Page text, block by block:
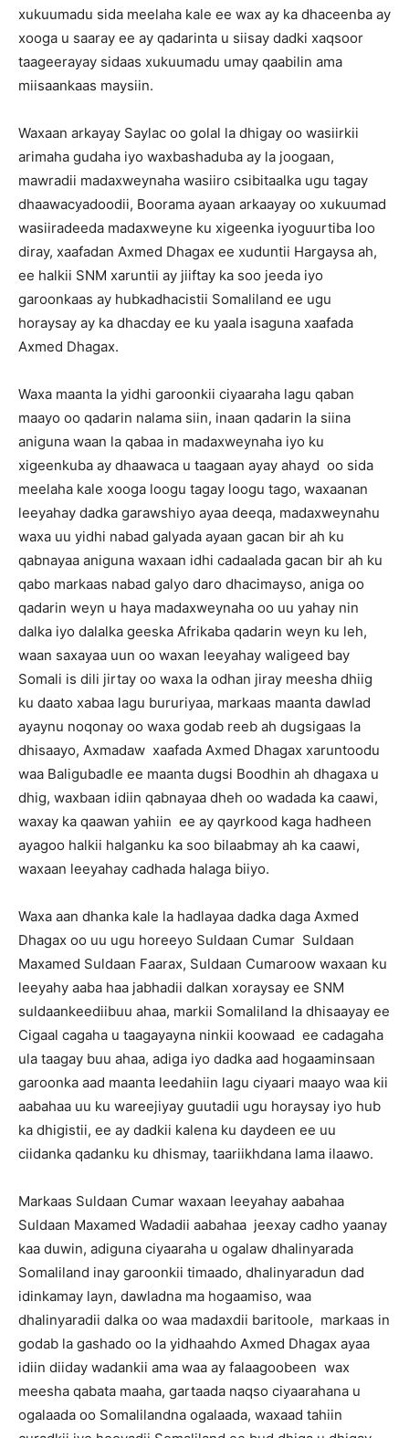
xukuumadu sida meelaha kale ee wax ay ka dhaceenba ay
xooga u saaray ee ay qadarinta u siisay dadki xaqsoor
taageerayay sidaas xukuumadu umay qaabilin ama
miisaankaas maysiin.
Waxaan arkayay Saylac oo golal la dhigay oo wasiirkii
arimaha gudaha iyo waxbashaduba ay la joogaan,
mawradii madaxweynaha wasiiro csibitaalka ugu tagay
dhaawacyadoodii, Boorama ayaan arkaayay oo xukuumad
wasiiradeeda madaxweyne ku xigeenka iyoguurtiba loo
diray, xaafadan Axmed Dhagax ee xuduntii Hargaysa ah,
ee halkii SNM xaruntii ay jiiftay ka soo jeeda iyo
garoonkaas ay hubkadhacistii Somaliland ee ugu
horaysay ay ka dhacday ee ku yaala isaguna xaafada
Axmed Dhagax.
Waxa maanta la yidhi garoonkii ciyaaraha lagu qaban
maayo oo qadarin nalama siin, inaan qadarin la siina
aniguna waan la qabaa in madaxweynaha iyo ku
xigeenkuba ay dhaawaca u taagaan ayay ahayd oo sida
meelaha kale xooga loogu tagay loogu tago, waxaanan
leeyahay dadka garawshiyo ayaa deeqa, madaxweynahu
waxa uu yidhi nabad galyada ayaan gacan bir ah ku
qabnayaa aniguna waxaan idhi cadaalada gacan bir ah ku
qabo markaas nabad galyo daro dhacimayso, aniga oo
qadarin weyn u haya madaxweynaha oo uu yahay nin
dalka iyo dalalka geeska Afrikaba qadarin weyn ku leh,
waan saxayaa uun oo waxan leeyahay waligeed bay
Somali is dili jirtay oo waxa la odhan jiray meesha dhiig
ku daato xabaa lagu bururiyaa, markaas maanta dawlad
ayaynu noqonay oo waxa godab reeb ah dugsigaas la
dhisaayo, Axmadaw xaafada Axmed Dhagax xaruntoodu
waa Baligubadle ee maanta dugsi Boodhin ah dhagaxa u
dhig, waxbaan idiin qabnayaa dheh oo wadada ka caawi,
waxay ka qaawan yahiin ee ay qayrkood kaga hadheen
ayagoo halkii halganku ka soo bilaabmay ah ka caawi,
waxaan leeyahay cadhada halaga biiyo.
Waxa aan dhanka kale la hadlayaa dadka daga Axmed
Dhagax oo uu ugu horeeyo Suldaan Cumar Suldaan
Maxamed Suldaan Faarax, Suldaan Cumaroow waxaan ku
leeyahy aaba haa jabhadii dalkan xoraysay ee SNM
suldaankeediibuu ahaa, markii Somaliland la dhisaayay ee
Cigaal cagaha u taagayayna ninkii koowaad ee cadagaha
ula taagay buu ahaa, adiga iyo dadka aad hogaaminsaan
garoonka aad maanta leedahiin lagu ciyaari maayo waa kii
aabahaa uu ku wareejiyay guutadii ugu horaysay iyo hub
ka dhigistii, ee ay dadkii kalena ku daydeen ee uu
ciidanka qadanku ku dhismay, taariikhdana lama ilaawo.
Markaas Suldaan Cumar waxaan leeyahay aabahaa
Suldaan Maxamed Wadadii aabahaa jeexay cadho yaanay
kaa duwin, adiguna ciyaaraha u ogalaw dhalinyarada
Somaliland inay garoonkii timaado, dhalinyaradun dad
idinkamay layn, dawladna ma hogaamiso, waa
dhalinyaradii dalka oo waa madaxdii baritoole, markaas in
godab la gashado oo la yidhaahdo Axmed Dhagax ayaa
idiin diiday wadankii ama waa ay falaagoobeen wax
meesha qabata maaha, gartaada naqso ciyaarahana u
ogalaada oo Somalilandna ogalaada, waxaad tahiin